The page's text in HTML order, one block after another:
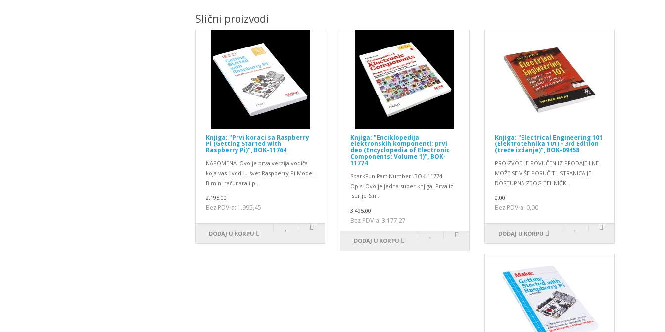
Slični proizvodi
Knjiga: "Prvi koraci sa Raspberry
Pi (Getting Started with
Raspberry Pi)", BOK-11764
NAPOMENA: Ovo je prva verzija vodiča
koja vas uvodi u svet Raspberry Pi Model
B mini računara i p..
2.195,00
Bez PDV-a: 1.995,45
DODAJ U KORPU
Knjiga: "Enciklopedija
elektronskih komponenti: prvi
deo (Encyclopedia of Electronic
Components: Volume 1)", BOK-
11774
SparkFun Part Number: BOK-11774
Opis: Ovo je jedna super knjiga. Prva iz
serije &n..
3.495,00
Bez PDV-a: 3.177,27
DODAJ U KORPU
Knjiga: "Electrical Engineering 101
(Elektrotehnika 101) - 3rd Edition
(treće izdanje)", BOK-09458
PROIZVOD JE POVUČEN IZ PRODAJE I NE
MOŽE SE VIŠE PORUČITI. STRANICA JE
DOSTUPNA ZBOG TEHNIČK..
0,00
Bez PDV-a: 0,00
DODAJ U KORPU